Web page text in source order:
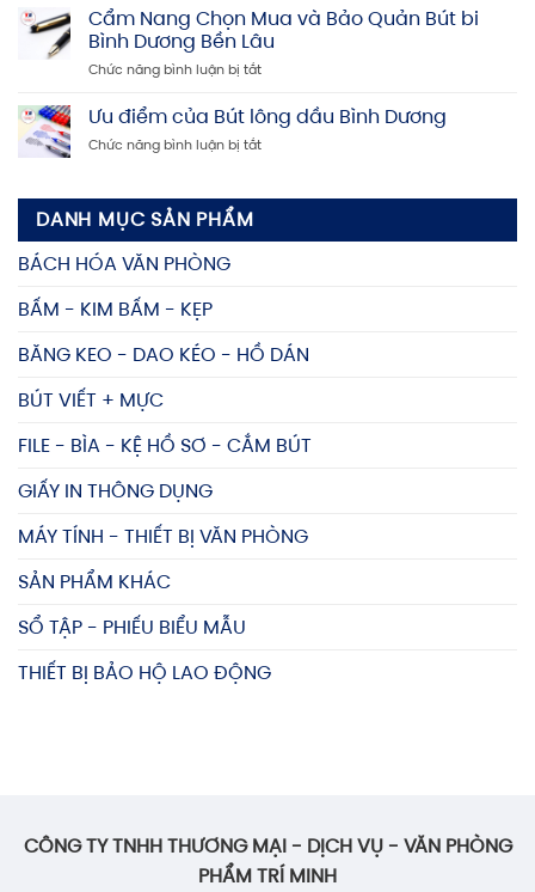
cao
mua
bấm
uy
giá
hồ
sơ
Bình
Dương
Mua
đựng
Cẩm Nang Chọn Mua và Bảo Quản Bút bi
Bình Dương Bền Lâu
Chức năng bình luận bị tắtở
Nang
Chọn
Mua
Ưu điểm của Bút lông dầu Bình Dương
Chức năng bình luận bị tắtở
của
lông
DANH MỤC SẢN PHẨM
BÁCH HÓA VĂN PHÒNG
BẤM - KIM BẤM - KẸP
BĂNG KEO - DAO KÉO - HỒ DÁN
BÚT VIẾT + MỰC
FILE - BÌA - KỆ HỒ SƠ - CẮM BÚT
GIẤY IN THÔNG DỤNG
MÁY TÍNH - THIẾT BỊ VĂN PHÒNG
SẢN PHẨM KHÁC
SỔ TẬP - PHIẾU BIỂU MẪU
THIẾT BỊ BẢO HỘ LAO ĐỘNG
CÔNG TY TNHH THƯƠNG MẠI - DỊCH VỤ - VĂN PHÒNG
PHẨM TRÍ MINH